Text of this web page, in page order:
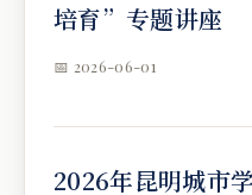
培育”专题讲座
📅 2026-06-01
2026年昆明城市